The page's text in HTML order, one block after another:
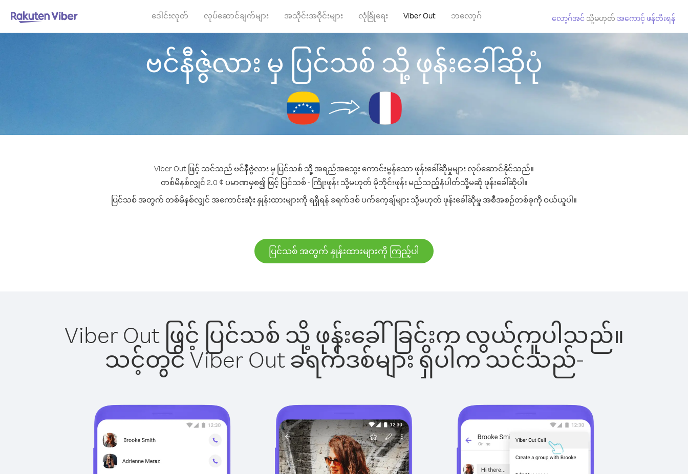
ဒေါင်းလုတ် လုပ်ဆောင်ချက်များ အသိုင်းအဝိုင်းများ လုံခြုံရေး Viber Out ဘလော့ဂ် လော့ဂ်အင် သို့မဟုတ် အကောင့် ဖန်တီးရန်
ဗင်နီဇွဲလား မှ ပြင်သစ် သို့ ဖုန်းခေါ်ဆိုပုံ
Viber Out ဖြင့် သင်သည် ဗင်နီဇွဲလား မှ ပြင်သစ် သို့ အရည်အသွေး ကောင်းမွန်သော ဖုန်းခေါ်ဆိုမှုများ လုပ်ဆောင်နိုင်သည်။
တစ်မိနစ်လျှင် 2.0 ¢ ပမာဏမှစ၍ ဖြင့် ပြင်သစ် - ကြိုးဖုန်း သို့မဟုတ် မိုဘိုင်းဖုန်း မည်သည့်နံပါတ်သို့မဆို ဖုန်းခေါ်ဆိုပါ။
ပြင်သစ် အတွက် တစ်မိနစ်လျှင် အကောင်းဆုံး နှုန်းထားများကို ရရှိရန် ခရက်ဒစ် ပက်ကေ့ချ်များ သို့မဟုတ် ဖုန်းခေါ်ဆိုမှု အစီအစဉ်တစ်ခုကို ဝယ်ယူပါ။
ပြင်သစ် အတွက် နှုန်းထားများကို ကြည့်ပါ
Viber Out ဖြင့် ပြင်သစ် သို့ ဖုန်းခေါ်ခြင်းက လွယ်ကူပါသည်။
သင့်တွင် Viber Out ခရက်ဒစ်များ ရှိပါက သင်သည်-